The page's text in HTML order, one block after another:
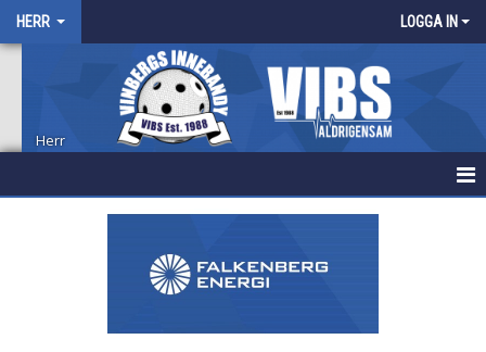
HERR LOGGA IN
Herr